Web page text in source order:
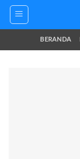
Skip
BERANDA